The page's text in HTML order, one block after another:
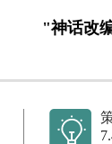
"神话改